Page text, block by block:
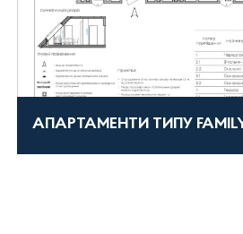
АПАРТАМЕНТИ ТИПУ